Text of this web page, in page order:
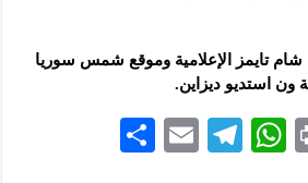
شام تايمز الإعلامية وموقع شمس سوريا
ون استديو ديزاين.
P
W
Te
E